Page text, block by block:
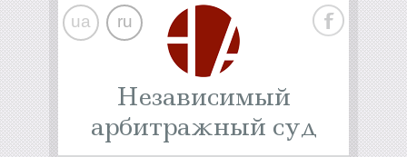
ua ru
Независимый
арбитражный суд